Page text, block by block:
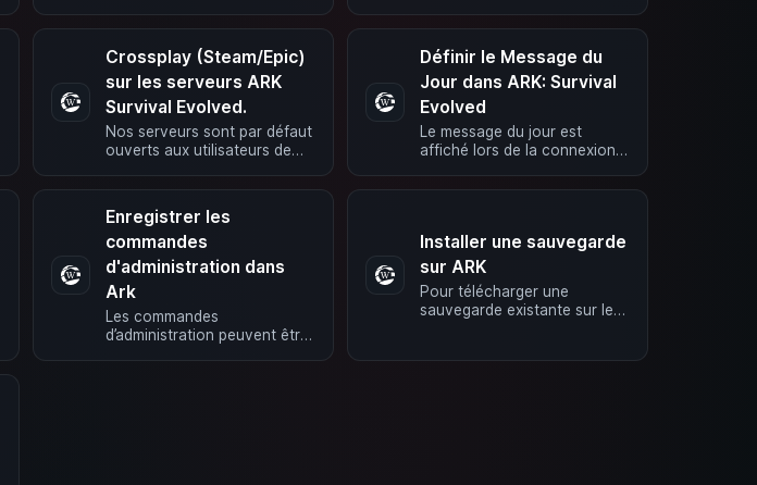
cartes générées. Le serveur
ne doit pas …
disponibles dans Steam
Workshop Tout ce …
Crossplay (Steam/Epic)
sur les serveurs ARK
Survival Evolved.
Nos serveurs sont par défaut
ouverts aux utilisateurs de
réglage supplémentaire n’est
Définir le Message du
Jour dans ARK: Survival
Evolved
Le message du jour est
affiché lors de la connexion
être configuré depuis
Enregistrer les
commandes
d'administration dans
Ark
Les commandes
d’administration peuvent être
Installer une sauvegarde
sur ARK
Pour télécharger une
sauvegarde existante sur le